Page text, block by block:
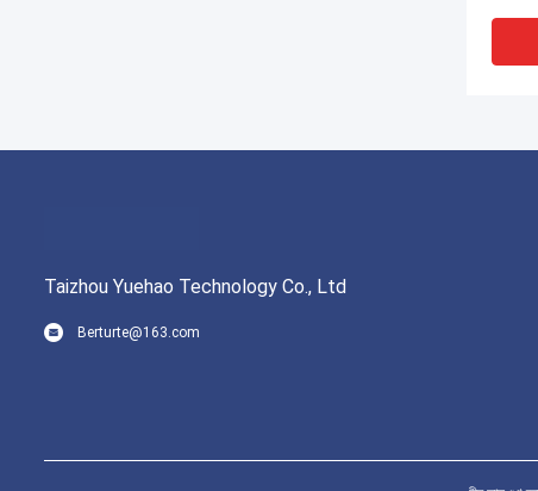
Taizhou Yuehao Technology Co., Ltd
Berturte@163.com